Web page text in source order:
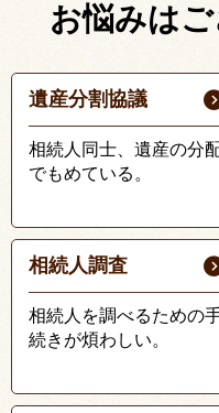
お悩みは
遺産分割協議
相続人同士、遺産の分
でもめている。
相続人調査
相続人を調べるための
続きが煩わしい。